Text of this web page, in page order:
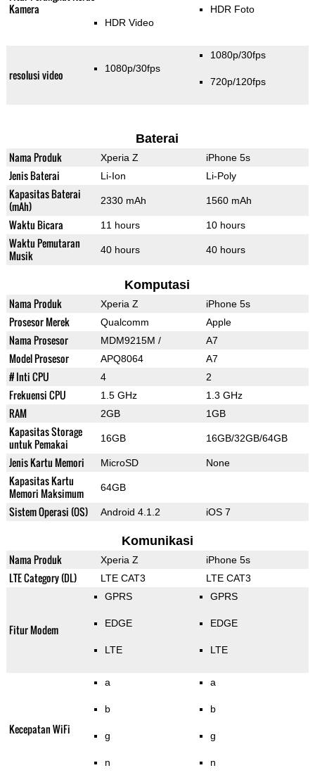
Kamera
HDR Video
HDR Foto
resolusi video 1080p/30fps
1080p/30fps
720p/120fps
Baterai
Nama Produk Xperia Z iPhone 5s
Jenis Baterai Li-Ion Li-Poly
Kapasitas Baterai
(mAh)
2330 mAh 1560 mAh
Waktu Bicara 11 hours 10 hours
Waktu Pemutaran
Musik
40 hours 40 hours
Komputasi
Nama Produk Xperia Z iPhone 5s
Prosesor Merek Qualcomm Apple
Nama Prosesor MDM9215M / A7
Model Prosesor APQ8064 A7
# Inti CPU 4 2
Frekuensi CPU 1.5 GHz 1.3 GHz
RAM 2GB 1GB
Kapasitas Storage
untuk Pemakai
16GB 16GB/32GB/64GB
Jenis Kartu Memori MicroSD None
Kapasitas Kartu
Memori Maksimum
64GB
Sistem Operasi (OS) Android 4.1.2 iOS 7
Komunikasi
Nama Produk Xperia Z iPhone 5s
LTE Category (DL) LTE CAT3 LTE CAT3
Fitur Modem
GPRS
EDGE
LTE
GPRS
EDGE
LTE
Kecepatan WiFi
a
b
g
n
a
b
g
n